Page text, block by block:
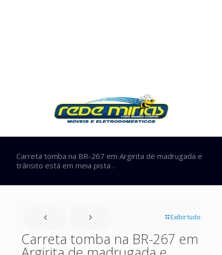
Carreta tomba na BR-267 em Argirita de madrugada e
trânsito está em meia pista .
Exibir tudo
Carreta tomba na BR-267 em